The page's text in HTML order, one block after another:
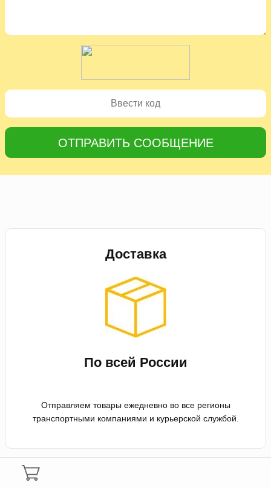
ОТПРАВИТЬ СООБЩЕНИЕ
Доставка
По всей России
Отправляем товары ежедневно во все регионы
транспортными компаниями и курьерской службой.